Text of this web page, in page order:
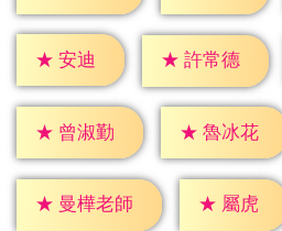
★ 安迪 ★ 許常德
★ 曾淑勤 ★ 魯冰花
★ 曼樺老師 ★ 屬虎